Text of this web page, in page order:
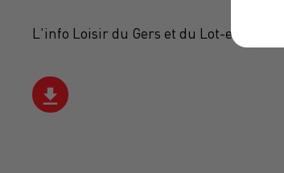
L'info Loisir du Gers et du Lot-et-